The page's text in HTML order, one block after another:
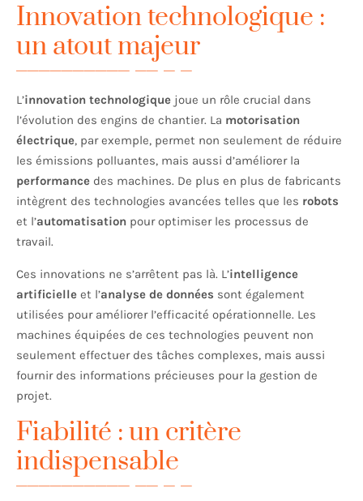
Innovation technologique :
un atout majeur
L’innovation technologique joue un rôle crucial dans
l’évolution des engins de chantier. La motorisation
électrique, par exemple, permet non seulement de réduire
les émissions polluantes, mais aussi d’améliorer la
performance des machines. De plus en plus de fabricants
intègrent des technologies avancées telles que les robots
et l’automatisation pour optimiser les processus de
travail.
Ces innovations ne s’arrêtent pas là. L’intelligence
artificielle et l’analyse de données sont également
utilisées pour améliorer l’efficacité opérationnelle. Les
machines équipées de ces technologies peuvent non
seulement effectuer des tâches complexes, mais aussi
fournir des informations précieuses pour la gestion de
projet.
Fiabilité : un critère
indispensable